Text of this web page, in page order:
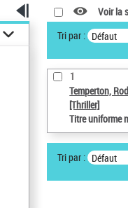
Voir la
Tri par : Défaut
1
Temperton,
[Thriller]
Titre uniforme
Tri par : Défaut